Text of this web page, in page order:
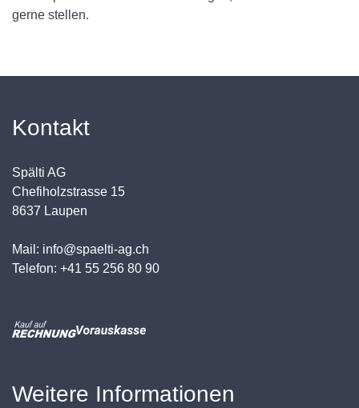
gerne stellen.
Kontakt
Spälti AG
Chefiholzstrasse 15
8637 Laupen
Mail: info@spaelti-ag.ch
Telefon: +41 55 256 80 90
Weitere Informationen